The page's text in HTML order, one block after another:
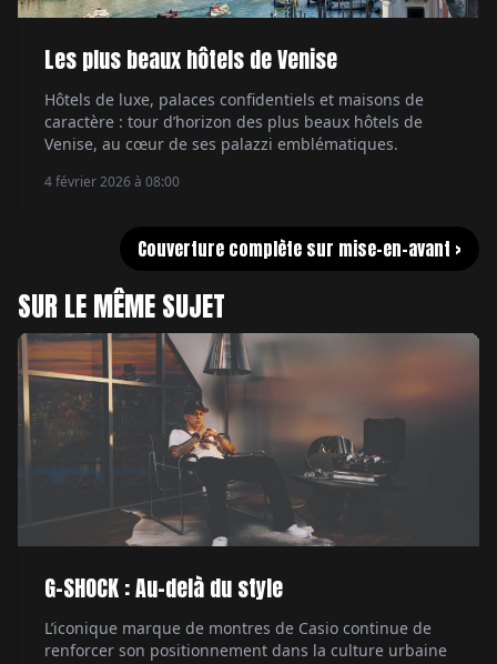
Les plus beaux hôtels de Venise
Hôtels de luxe, palaces confidentiels et maisons de
caractère : tour d’horizon des plus beaux hôtels de
Venise, au cœur de ses palazzi emblématiques.
4 février 2026 à 08:00
Couverture complète sur mise-en-avant >
SUR LE MÊME SUJET
G-SHOCK : Au-delà du style
L’iconique marque de montres de Casio continue de
renforcer son positionnement dans la culture urbaine